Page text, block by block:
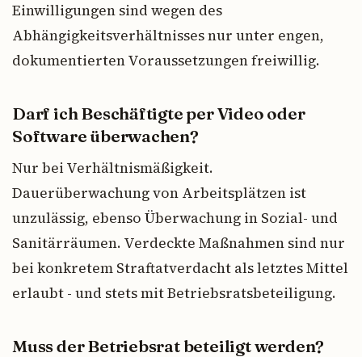
Einwilligungen sind wegen des
Abhängigkeitsverhältnisses nur unter engen,
dokumentierten Voraussetzungen freiwillig.
Darf ich Beschäftigte per Video oder
Software überwachen?
Nur bei Verhältnismäßigkeit.
Dauerüberwachung von Arbeitsplätzen ist
unzulässig, ebenso Überwachung in Sozial- und
Sanitärräumen. Verdeckte Maßnahmen sind nur
bei konkretem Straftatverdacht als letztes Mittel
erlaubt - und stets mit Betriebsratsbeteiligung.
Muss der Betriebsrat beteiligt werden?